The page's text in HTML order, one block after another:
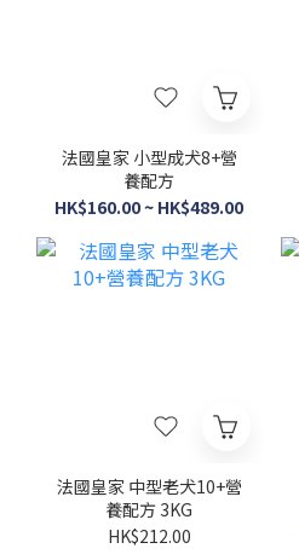
法國皇家 小型成犬8+營
養配方
HK$160.00 ~ HK$489.00
法國皇家 中型老犬10+營
養配方 3KG
HK$212.00